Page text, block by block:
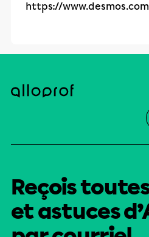
https://
Reçois
et astuces